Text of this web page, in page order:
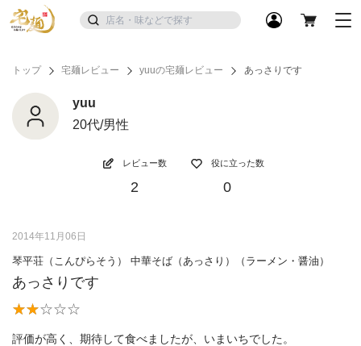
トップ 宅麺レビュー yuuの宅麺レビュー あっさりです
yuu
20代/男性
レビュー数
2
役に立った数
0
2014年11月06日
琴平荘（こんぴらそう） 中華そば（あっさり）（ラーメン・醤油）
あっさりです
評価が高く、期待して食べましたが、いまいちでした。